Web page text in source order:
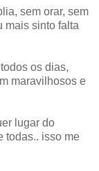
sem orar, sem
mais sinto falta
os dias,
maravilhosos e
lugar do
todas.. isso me